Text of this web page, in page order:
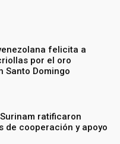
felicita a
por el oro
Santo Domingo
ratificaron
de cooperación y apoyo